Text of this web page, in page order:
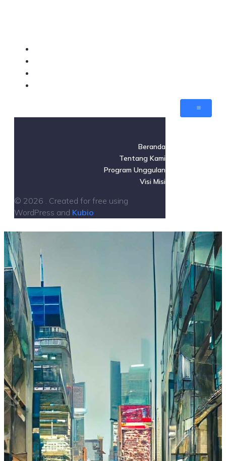
Beranda
Tentang Kami
Program Unggulan
Visi Misi
© 2026 . Created for free using
WordPress and Kubio